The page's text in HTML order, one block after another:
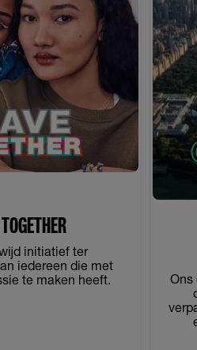
initiatief ter
iedereen die met
te maken heeft.​
Ons